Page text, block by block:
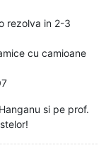
rezolva in 2-3
cu camioane
si pe prof.